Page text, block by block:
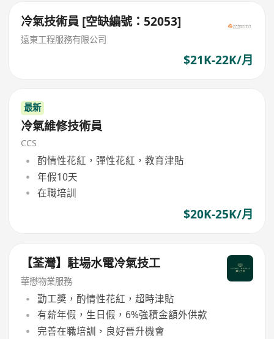
冷氣技術員 [空缺編號：52053]
遠東工程服務有限公司
$21K-22K/月
最新
冷氣維修技術員
CCS
酌情性花紅，彈性花紅，教育津貼
年假10天
在職培訓
$20K-25K/月
【荃灣】駐場水電冷氣技工
華懋物業服務
勤工獎，酌情性花紅，超時津貼
有薪年假，生日假，6%強積金額外供款
完善在職培訓，良好晉升機會